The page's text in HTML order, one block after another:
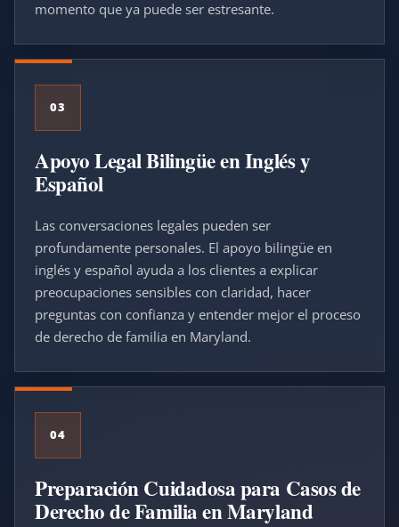
momento que ya puede ser estresante.
03
Apoyo Legal Bilingüe en Inglés y
Español
Las conversaciones legales pueden ser
profundamente personales. El apoyo bilingüe en
inglés y español ayuda a los clientes a explicar
preocupaciones sensibles con claridad, hacer
preguntas con confianza y entender mejor el proceso
de derecho de familia en Maryland.
04
Preparación Cuidadosa para Casos de
Derecho de Familia en Maryland